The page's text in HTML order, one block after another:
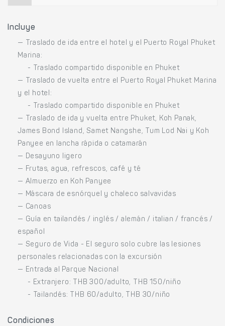
Incluye
— Traslado de ida entre el hotel y el Puerto Royal Phuket
Marina:
- Traslado compartido disponible en Phuket
— Traslado de vuelta entre el Puerto Royal Phuket Marina
y el hotel:
- Traslado compartido disponible en Phuket
— Traslado de ida y vuelta entre Phuket, Koh Panak,
James Bond Island, Samet Nangshe, Tum Lod Nai y Koh
Panyee en lancha rápida o catamarán
— Desayuno ligero
— Frutas, agua, refrescos, café y té
— Almuerzo en Koh Panyee
— Máscara de esnórquel y chaleco salvavidas
— Canoas
— Guía en tailandés / inglés / alemán / italian / francés /
español
— Seguro de Vida - El seguro solo cubre las lesiones
personales relacionadas con la excursión
— Entrada al Parque Nacional
- Extranjero: THB 300/adulto, THB 150/niño
- Tailandés: THB 60/adulto, THB 30/niño
Condiciones